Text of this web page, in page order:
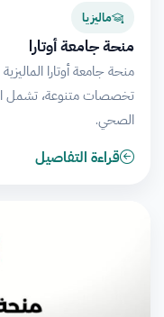
ماليزيا
منحة جامعة أوتارا
منحة جامعة أوتارا
تخصصات متنوعة، تشمل
الصحي.
قراءة التفاصيل